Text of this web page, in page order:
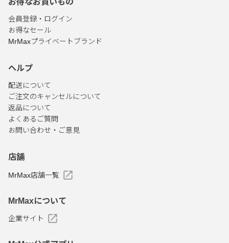
お得なお買いもの
会員登録・ログイン
お得なセール
MrMaxプライベートブランド
ヘルプ
配送について
ご注文のキャンセルについて
返品について
よくあるご質問
お問い合わせ・ご意見
店舗
MrMax店舗一覧
MrMaxについて
企業サイト